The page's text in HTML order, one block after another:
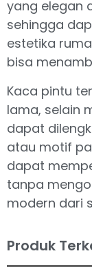
yang elegan
sehingga
estetika
bisa
Kaca pintu
lama, selain
dapat
atau motif
dapat
tanpa
modern dari
Produk